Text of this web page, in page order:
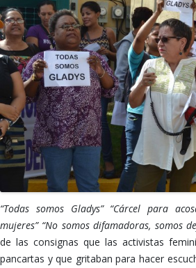
“Todas somos Gladys” “Cárcel para
mujeres” “No somos difamadoras, somos
de las consignas que las activistas
pancartas y que gritaban para hacer